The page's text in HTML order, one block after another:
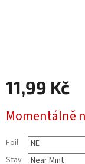
11,99 Kč
cena:
Momentálně
Foil
Stav